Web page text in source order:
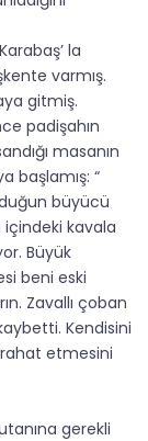
la
varmış.
gitmiş.
padişahın
masanın
başlamış: “
büyücü
içindeki kavala
Büyük
beni eski
Zavallı çoban
Kendisini
rahat etmesini
gerekli